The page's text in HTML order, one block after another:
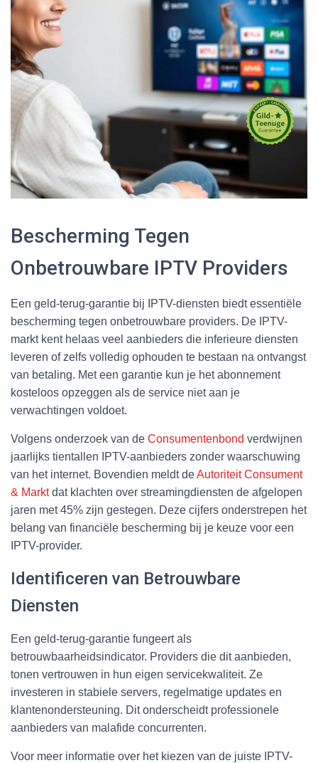
Bescherming Tegen
Onbetrouwbare IPTV Providers
Een geld-terug-garantie bij IPTV-diensten biedt essentiële
bescherming tegen onbetrouwbare providers. De IPTV-
markt kent helaas veel aanbieders die inferieure diensten
leveren of zelfs volledig ophouden te bestaan na ontvangst
van betaling. Met een garantie kun je het abonnement
kosteloos opzeggen als de service niet aan je
verwachtingen voldoet.
Volgens onderzoek van de Consumentenbond verdwijnen
jaarlijks tientallen IPTV-aanbieders zonder waarschuwing
van het internet. Bovendien meldt deAutoriteit Consument
& Marktdat klachten over streamingdiensten de afgelopen
jaren met 45% zijn gestegen. Deze cijfers onderstrepen het
belang van financiële bescherming bij je keuze voor een
IPTV-provider.
Identificeren van Betrouwbare
Diensten
Een geld-terug-garantie fungeert als
betrouwbaarheidsindicator. Providers die dit aanbieden,
tonen vertrouwen in hun eigen servicekwaliteit. Ze
investeren in stabiele servers, regelmatige updates en
klantenondersteuning. Dit onderscheidt professionele
aanbieders van malafide concurrenten.
Voor meer informatie over het kiezen van de juiste IPTV-